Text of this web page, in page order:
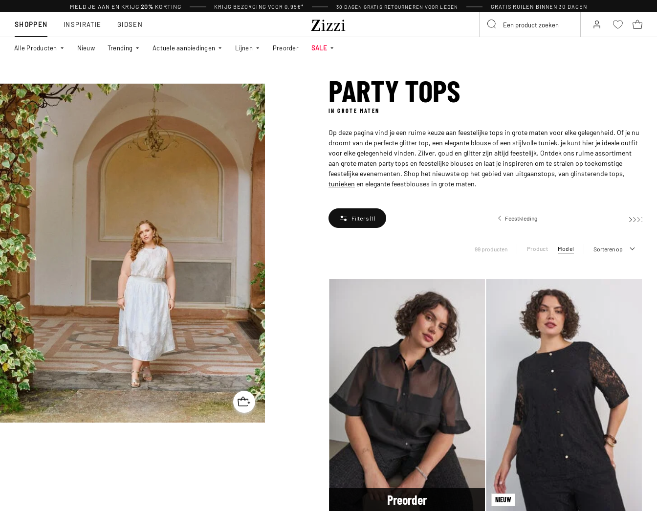
MELD JE AAN EN KRIJG 20% KORTING KRIJG BEZORGING VOOR 0,95€* 30 DAGEN GRATIS RETOURNEREN VOOR LEDEN GRATIS RUILEN BINNEN 30 DAGEN
SHOPPEN
Alle Producten Nieuw Trending Actuele aanbiedingen Lijnen Preorder SALE
INSPIRATIE GIDSEN
PARTY TOPS
IN GROTE MATEN
Op deze pagina vind je een ruime keuze aan feestelijke tops in grote maten voor elke gelegenheid. Of je nu
droomt van de perfecte glitter top, een elegante blouse of een stijlvolle tuniek, je kunt hier je ideale outfit
voor elke gelegenheid vinden. Zilver, goud en glitter zijn altijd feestelijk. Ontdek ons ruime assortiment
aan grote maten party tops en feestelijke blouses en laat je inspireren om te stralen op toekomstige
feestelijke evenementen. Shop het nieuwste op het gebied van uitgaanstops, van glinsterende tops,
tunieken en elegante feestblouses in grote maten.
Filters (1) Feestkleding
99 producten Product Model Sorteren op
Preorder NIEUW